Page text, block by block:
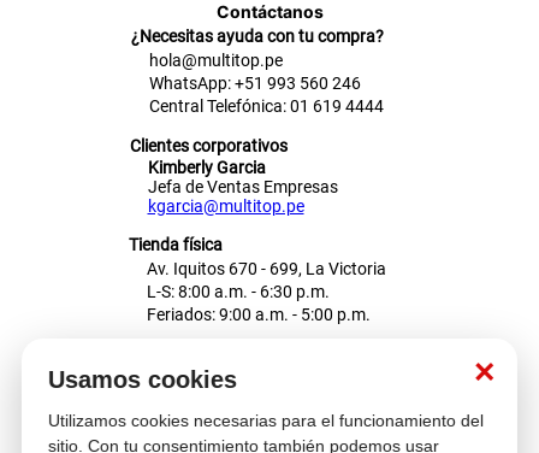
×
Usamos cookies
Utilizamos cookies necesarias para el funcionamiento del
sitio. Con tu consentimiento también podemos usar
Contáctanos
¿Necesitas ayuda con tu compra?
hola@multitop.pe
WhatsApp: +51 993 560 246
Central Telefónica: 01 619 4444
Clientes corporativos
Kimberly Garcia
Jefa de Ventas Empresas
kgarcia@multitop.pe
Tienda física
Av. Iquitos 670 - 699, La Victoria
L-S: 8:00 a.m. - 6:30 p.m.
Feriados: 9:00 a.m. - 5:00 p.m.
Atención al cliente